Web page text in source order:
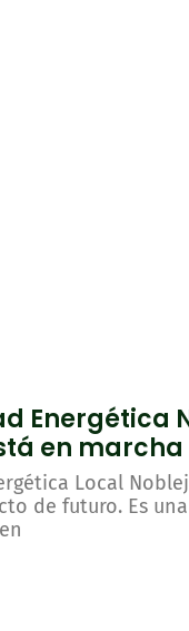
Energética
en marcha
Local
de futuro. Es